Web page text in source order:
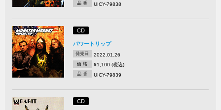
品 番 UICY-79838
CD
パワートリップ
発売日 2022.01.26
価 格 ¥1,100 (税込)
品 番 UICY-79839
CD